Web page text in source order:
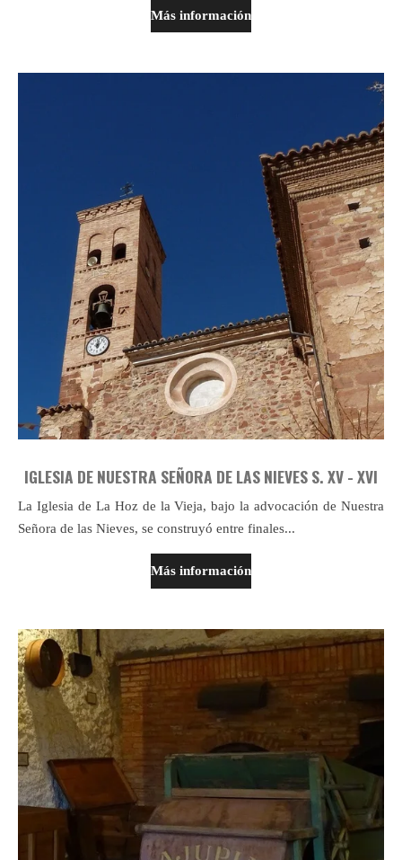
Más información
IGLESIA DE NUESTRA SEÑORA DE LAS NIEVES S. XV - XVI
La Iglesia de La Hoz de la Vieja, bajo la advocación de Nuestra
Señora de las Nieves, se construyó entre finales...
Más información